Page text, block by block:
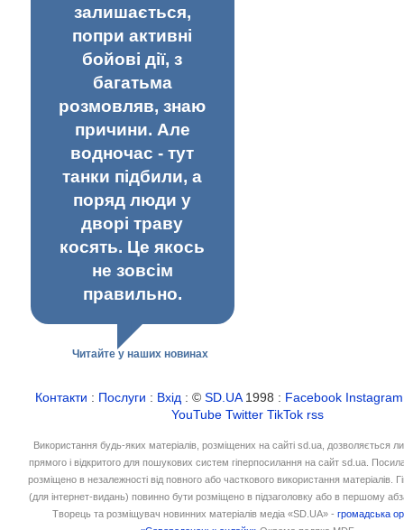
залишається,
попри активні
бойові дії, з
багатьма
розмовляв, знаю
причини. Але
водночас - тут
танки підбили, а
поряд люди у
дворі траву
косять. Це якось
не зовсім
правильно.
Читайте у наших новинах
Контакти : Послуги : Вхід : ©SD.UA1998 : Facebook Instagram
YouTube Twitter TikTok rss
Використання будь-яких матеріалів, розміщених на сайті sd.ua, дозволяється
прямого і відкритого для пошукових систем гіперпосилання на сайт sd.ua.
розміщено в незалежності від повного або часткового використання матеріалів.
(для інтернет-видань) повинно бути розміщено в підзаголовку або в першому
Творець та розміщувач новинних матеріалів медіа «SD.UA» -громадська